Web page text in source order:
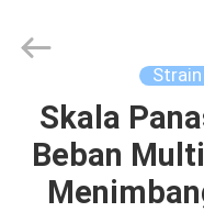
RUMAH
PRODUK
Instruments
Reserved.Skala
Beban